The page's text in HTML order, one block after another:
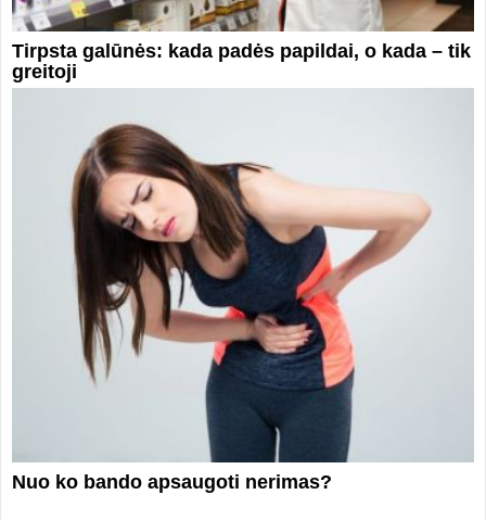
Tirpsta galūnės: kada padės papildai, o kada – tik
greitoji
Nuo ko bando apsaugoti nerimas?